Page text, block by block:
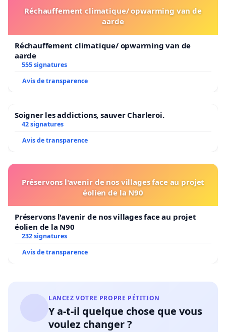
Réchauffement climatique/ opwarming van de
aarde
Réchauffement climatique/ opwarming van de
aarde
555 signatures
Avis de transparence
Soigner les addictions, sauver Charleroi.
42 signatures
Avis de transparence
Préservons l'avenir de nos villages face au projet
éolien de la N90
Préservons l'avenir de nos villages face au projet
éolien de la N90
232 signatures
Avis de transparence
LANCEZ VOTRE PROPRE PÉTITION
Y a-t-il quelque chose que vous
voulez changer ?